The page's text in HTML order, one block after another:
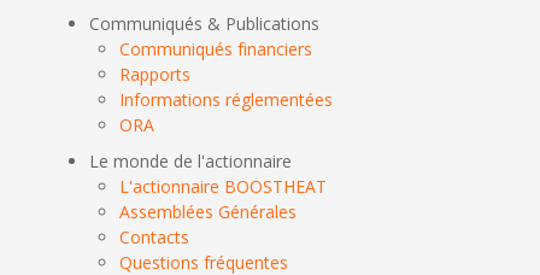
Communiqués & Publications
Communiqués financiers
Rapports
Informations réglementées
ORA
Le monde de l'actionnaire
L'actionnaire BOOSTHEAT
Assemblées Générales
Contacts
Questions fréquentes